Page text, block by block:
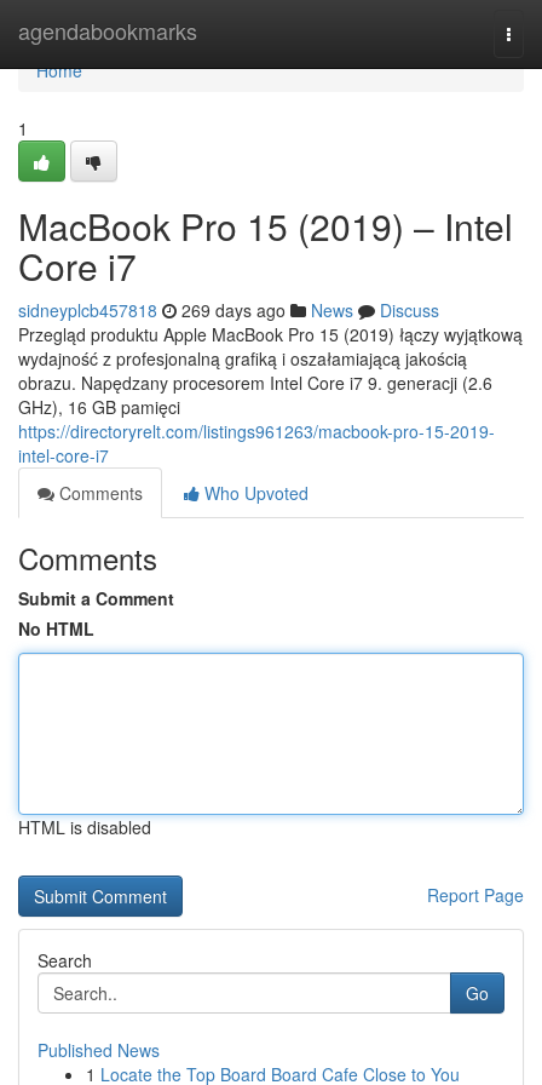
agendabookmarks
Home
Home
1
MacBook Pro 15 (2019) – Intel
Core i7
sidneyplcb457818 269 days ago News
Discuss
Przegląd produktu Apple MacBook Pro 15 (2019) łączy wyjątkową
wydajność z profesjonalną grafiką i oszałamiającą jakością
obrazu. Napędzany procesorem Intel Core i7 9. generacji (2.6
GHz), 16 GB pamięci
https://directoryrelt.com/listings961263/macbook-pro-15-2019-
intel-core-i7
Comments
Who Upvoted
Comments
Submit a Comment
No HTML
HTML is disabled
Report Page
Search
Go
Published News
1 Locate the Top Board Board Cafe Close to You